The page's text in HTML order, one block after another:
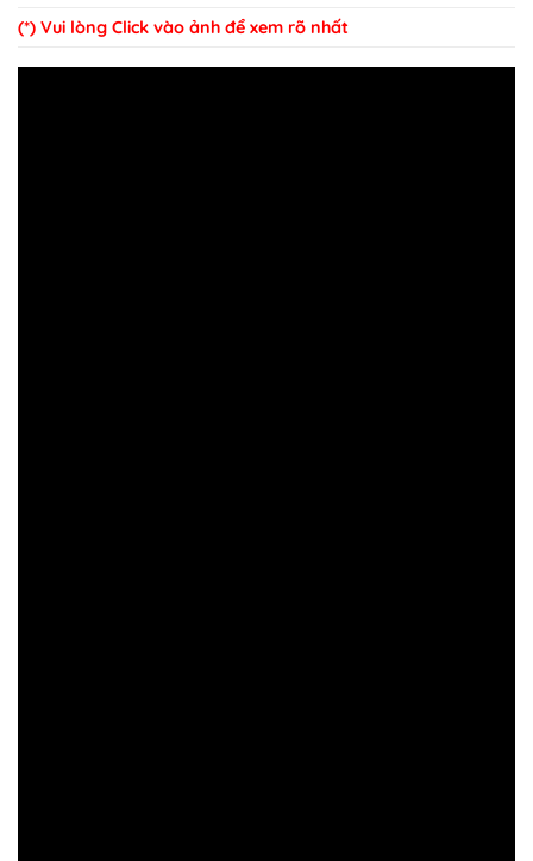
(*) Vui lòng Click vào ảnh để xem rõ nhất